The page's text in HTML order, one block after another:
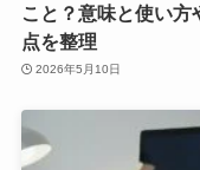
こと？意味と使い方
点を整理
2026年5月10日